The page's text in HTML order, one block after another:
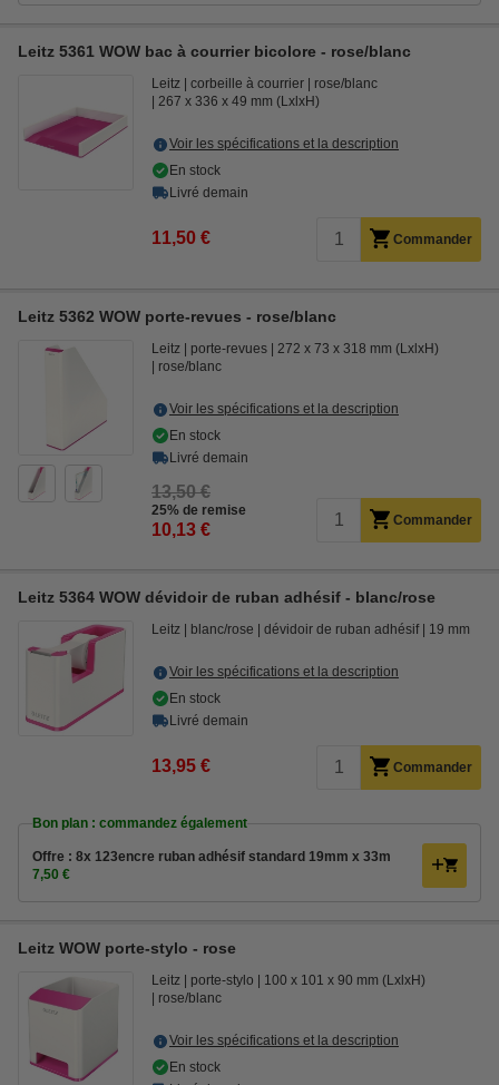
Leitz 5361 WOW bac à courrier bicolore - rose/blanc
Leitz corbeille à courrier
rose/blanc
267 x 336 x 49 mm (LxlxH)
Voir les spécifications et la description
En stock
Livré demain
11,50 € Commander
Leitz 5362 WOW porte-revues - rose/blanc
Leitz porte-revues
272 x 73 x 318 mm (LxlxH)
rose/blanc
Voir les spécifications et la description
En stock
Livré demain
13,50 €
25% de remise
10,13 € Commander
Leitz 5364 WOW dévidoir de ruban adhésif - blanc/rose
Leitz blanc/rose dévidoir de ruban adhésif 19 mm
Voir les spécifications et la description
En stock
Livré demain
13,95 € Commander
Bon plan : commandez également
Offre : 8x 123encre ruban adhésif standard 19mm x 33m
7,50 €
Leitz WOW porte-stylo - rose
Leitz porte-stylo
100 x 101 x 90 mm (LxlxH)
rose/blanc
Voir les spécifications et la description
En stock